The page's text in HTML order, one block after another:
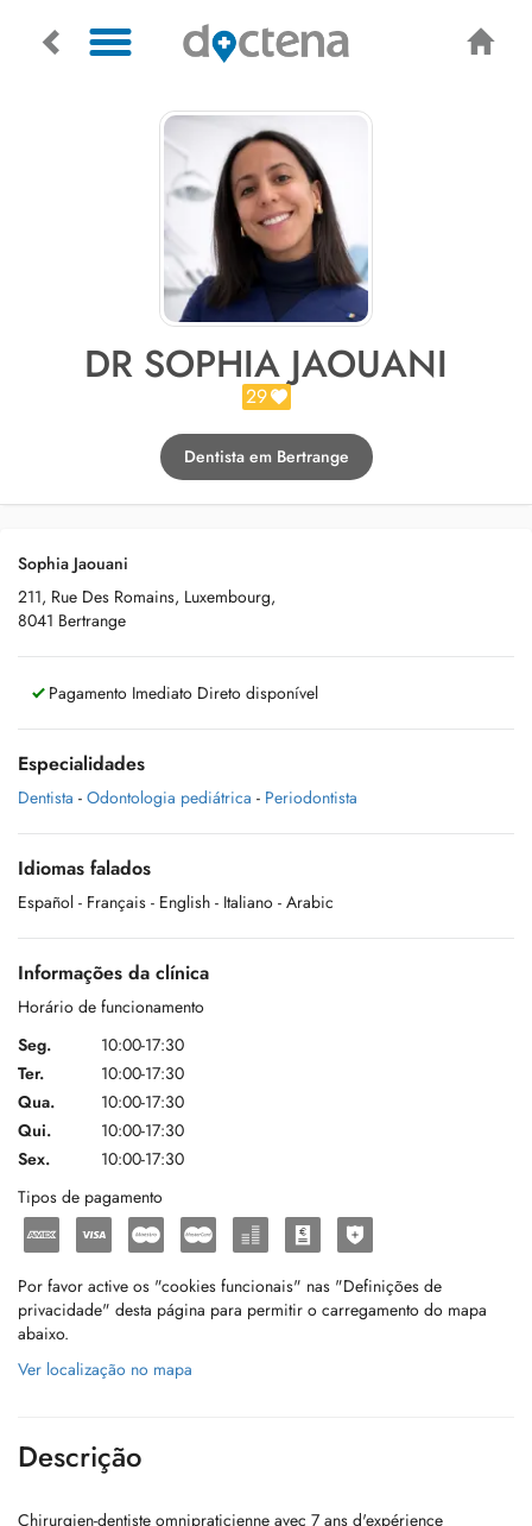
DR SOPHIA JAOUANI
29
Dentista em Bertrange
Sophia Jaouani
211, Rue Des Romains, Luxembourg,
8041 Bertrange
Pagamento Imediato Direto disponível
Especialidades
Dentista - Odontologia pediátrica - Periodontista
Idiomas falados
Español - Français - English - Italiano - Arabic
Informações da clínica
Horário de funcionamento
Seg.
10:00-17:30
Ter.
10:00-17:30
Qua.
10:00-17:30
Qui.
10:00-17:30
Sex.
10:00-17:30
Tipos de pagamento
Por favor active os "cookies funcionais" nas "Definições de
privacidade" desta página para permitir o carregamento do mapa
abaixo.
Ver localização no mapa
Descrição
Chirurgien-dentiste omnipraticienne avec 7 ans d'expérience